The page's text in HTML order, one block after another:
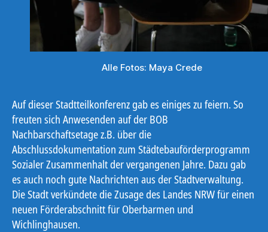
Alle Fotos: Maya Crede
Auf dieser Stadtteilkonferenz gab es einiges zu feiern. So
freuten sich Anwesenden auf der BOB
Nachbarschaftsetage z.B. über die
Abschlussdokumentation zum Städtebauförderprogramm
Sozialer Zusammenhalt der vergangenen Jahre. Dazu gab
es auch noch gute Nachrichten aus der Stadtverwaltung.
Die Stadt verkündete die Zusage des Landes NRW für einen
neuen Förderabschnitt für Oberbarmen und
Wichlinghausen.